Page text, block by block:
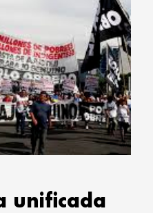
unificada